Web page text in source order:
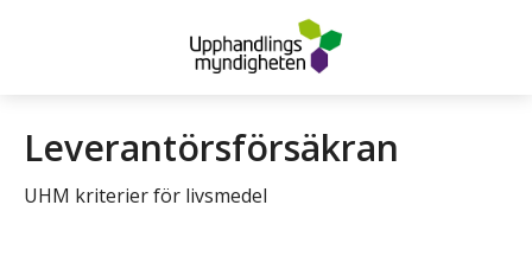
Leverantörsförsäkran
UHM kriterier för livsmedel